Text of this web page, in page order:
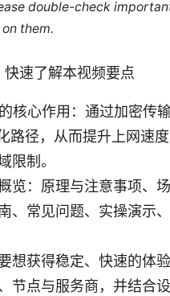
double-check
them.
速了解本视频要点
核心作用：通过加密传
路径，从而提升上网速
限制。
览：原理与注意事项、
、常见问题、实操演示
想获得稳定、快速的体
节点与服务商，并结合